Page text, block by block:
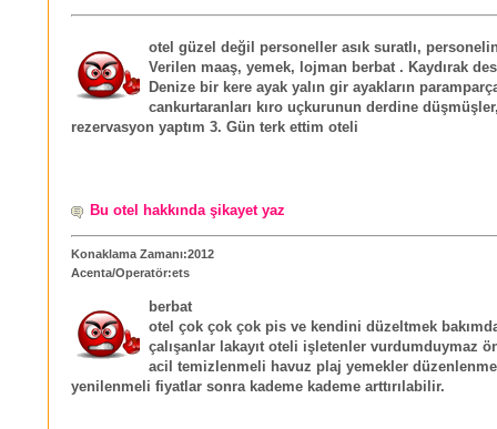
otel güzel değil personeller asık suratlı,
Verilen maaş, yemek, lojman berbat . Kaydırak
Denize bir kere ayak yalın gir ayakların
cankurtaranları kıro uçkurunun derdine
rezervasyon yaptım 3. Gün terk ettim oteli
Bu otel hakkında şikayet yaz
Konaklama Zamanı:2012
Acenta/Operatör:ets
berbat
otel çok çok çok pis ve kendini düzeltmek
çalışanlar lakayıt oteli işletenler vurdumduymaz
acil temizlenmeli havuz plaj yemekler
yenilenmeli fiyatlar sonra kademe kademe arttırılabilir.